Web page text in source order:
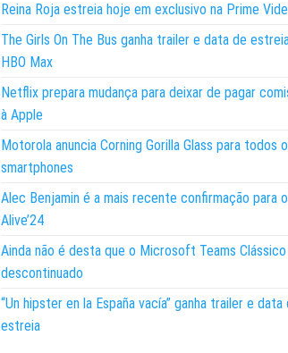
Reina Roja estreia hoje em exclusivo na Prime
The Girls On The Bus ganha trailer e data de
HBO Max
Netflix prepara mudança para deixar de pagar
à Apple
Motorola anuncia Corning Gorilla Glass para todos
smartphones
Alec Benjamin é a mais recente confirmação para
Alive’24
Ainda não é desta que o Microsoft Teams
descontinuado
“Un hipster en la España vacía” ganha trailer e data
estreia